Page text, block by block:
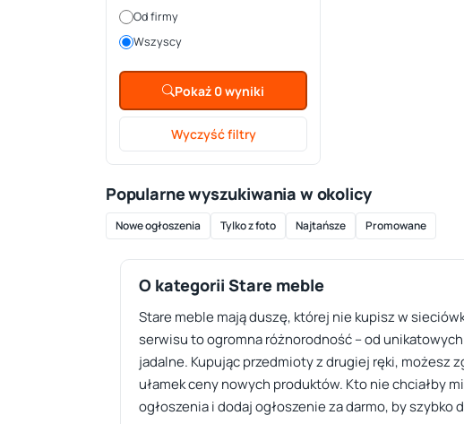
Od firmy
Wszyscy
Pokaż 0 wyniki
Wyczyść filtry
Popularne wyszukiwania w okolicy
Nowe ogłoszenia Tylko z foto Najtańsze Promowane
O kategorii Stare meble
Stare meble mają duszę, której nie kupisz w
serwisu to ogromna różnorodność – od
jadalne. Kupując przedmioty z drugiej ręki, możesz
ułamek ceny nowych produktów. Kto nie chciałby
ogłoszenia i dodaj ogłoszenie za darmo, by